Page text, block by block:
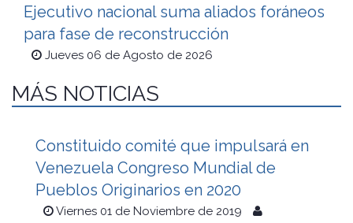
Ejecutivo nacional suma aliados foráneos
para fase de reconstrucción
Jueves 06 de Agosto de 2026
MÁS NOTICIAS
Constituido comité que impulsará en
Venezuela Congreso Mundial de
Pueblos Originarios en 2020
Viernes 01 de Noviembre de 2019